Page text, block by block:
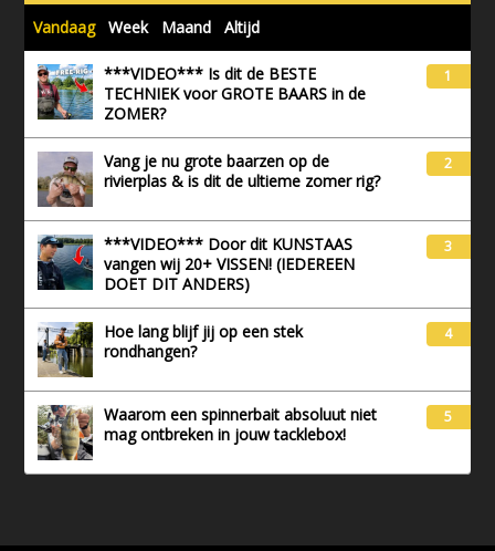
Vandaag Week Maand Altijd
***VIDEO*** Is dit de BESTE
TECHNIEK voor GROTE BAARS in de
ZOMER?
1
Vang je nu grote baarzen op de
rivierplas & is dit de ultieme zomer rig?
2
***VIDEO*** Door dit KUNSTAAS
vangen wij 20+ VISSEN! (IEDEREEN
DOET DIT ANDERS)
3
Hoe lang blijf jij op een stek
rondhangen?
4
Waarom een spinnerbait absoluut niet
mag ontbreken in jouw tacklebox!
5